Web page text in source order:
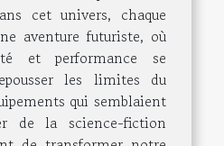
cet univers, chaque
aventure futuriste, où
et performance se
les limites du
qui semblaient
de la science-fiction